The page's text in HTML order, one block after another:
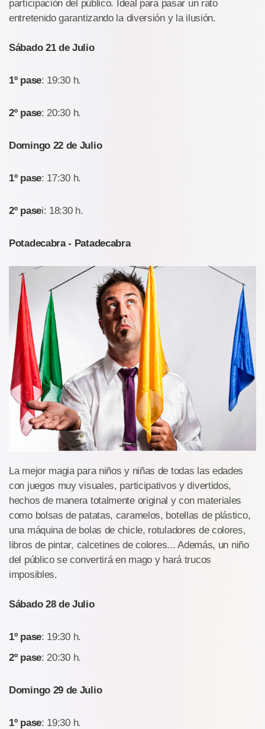
participación del público. Ideal para pasar un rato
entretenido garantizando la diversión y la ilusión.
Sábado 21 de Julio
1º pase: 19:30 h.
2º pase: 20:30 h.
Domingo 22 de Julio
1º pase: 17:30 h.
2º pasei: 18:30 h.
Potadecabra - Patadecabra
La mejor magia para niños y niñas de todas las edades
con juegos muy visuales, participativos y divertidos,
hechos de manera totalmente original y con materiales
como bolsas de patatas, caramelos, botellas de plástico,
una máquina de bolas de chicle, rotuladores de colores,
libros de pintar, calcetines de colores... Además, un niño
del público se convertirá en mago y hará trucos
imposibles.
Sábado 28 de Julio
1º pase: 19:30 h.
2º pase: 20:30 h.
Domingo 29 de Julio
1º pase: 19:30 h.